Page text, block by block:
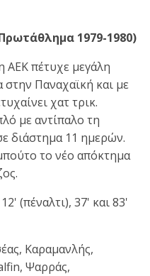
1979-1980)
ΑΕΚ πέτυχε μεγάλη
Παναχαϊκή και με
χατ τρικ.
με αντίπαλο τη
διάστημα 11 ημερών.
το νέο απόκτημα
(πέναλτι), 37' και 83'
Καραμανλής,
Ψαρράς,